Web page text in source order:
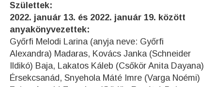
Születtek:
2022. január 13. és 2022. január 19. között
anyakönyvezettek:
Győrfi Melodi Larina (anyja neve: Győrfi
Alexandra) Madaras, Kovács Janka (Schneider
Ildikó) Baja, Lakatos Káleb (Csőkör Anita Dayana)
Érsekcsanád, Snyehola Máté Imre (Varga Noémi)